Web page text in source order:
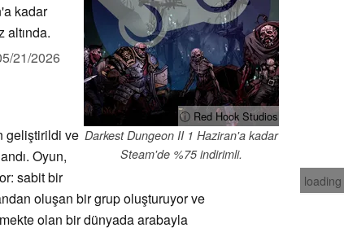
ⓘ Red Hook Studios
Darkest Dungeon II 1 Haziran'a kadar
Steam'de %75 indirimli.
kadar
altında.
21/2026
geliştirildi ve
Oyun,
sabit bir
oluşan bir grup oluşturuyor ve
olan bir dünyada arabayla